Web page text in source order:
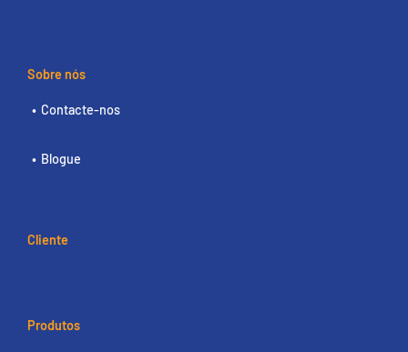
Sobre nós
Contacte-nos
Blogue
Cliente
Produtos